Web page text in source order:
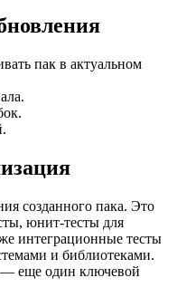
пак в актуальном
созданного пака. Это
юнит-тесты для
интеграционные тесты
и библиотеками.
— еще один ключевой